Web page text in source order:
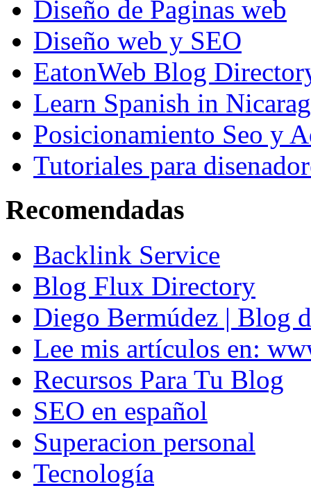
Diseño de Paginas web
Diseño web y SEO
EatonWeb Blog
Learn Spanish in
Posicionamiento Seo y
Tutoriales para
Recomendadas
Backlink Service
Blog Flux Directory
Diego Bermúdez | Blog
Lee mis artículos en:
Recursos Para Tu Blog
SEO en español
Superacion personal
Tecnología